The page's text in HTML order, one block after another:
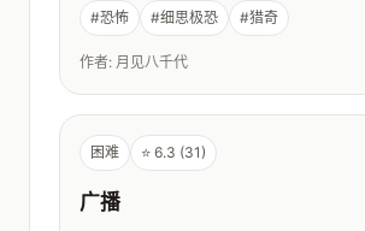
#恐怖 #细思极恐 #猎奇
作者: 月见八千代
困难 ⭐ 6.3 (31)
广播